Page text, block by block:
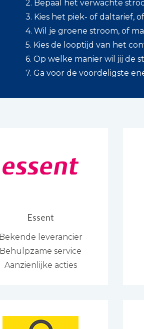
2. Bepaal het verwachte
3. Kies het piek- of daltarief,
4. Wil je groene stroom, of
5. Kies de looptijd van het
6. Op welke manier wil jij de
7. Ga voor de voordeligste
Essent
Bekende leverancier
Behulpzame service
Aanzienlijke acties